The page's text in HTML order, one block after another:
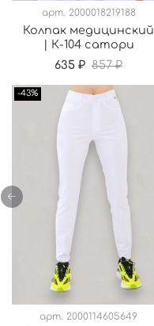
арт. 2000018219188
Колпак медицинский
| К-104 сатори
635 ₽ 857 ₽
-43%
арт. 2000114605649